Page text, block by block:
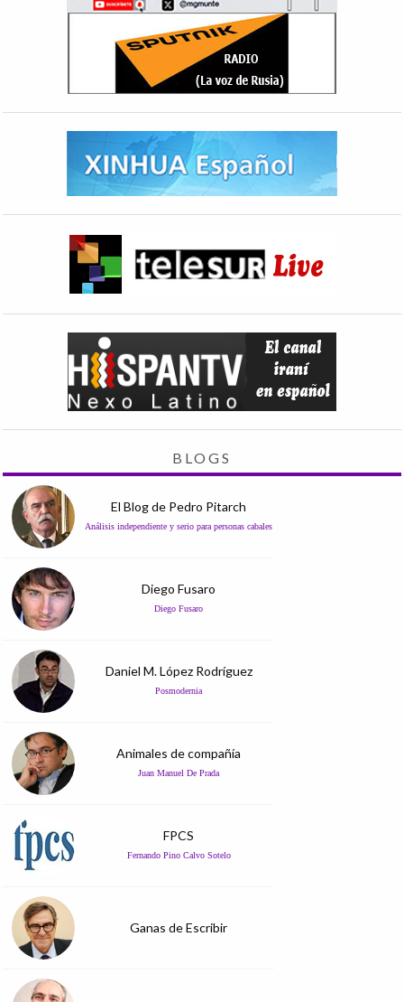
BLOGS
El Blog de Pedro Pitarch
Análisis independiente y serio para personas cabales
Diego Fusaro
Diego Fusaro
Daniel M. López Rodríguez
Posmodernia
Animales de compañía
Juan Manuel De Prada
FPCS
Fernando Pino Calvo Sotelo
Ganas de Escribir